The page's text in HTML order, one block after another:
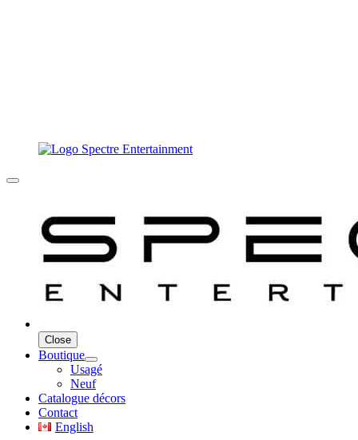
Close
Boutique
Usagé
Neuf
Catalogue décors
Contact
English